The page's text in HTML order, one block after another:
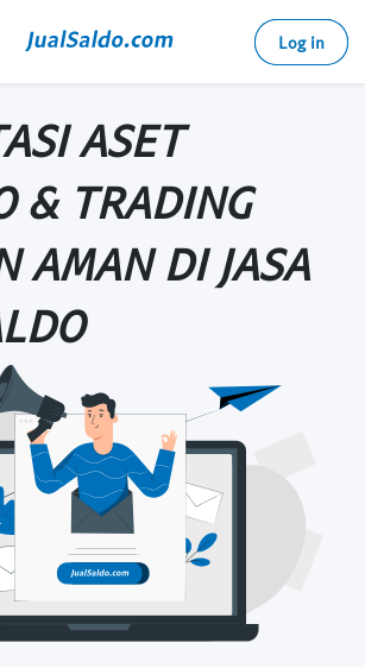
Log in
ASET
& TRADING
AMAN DI JASA